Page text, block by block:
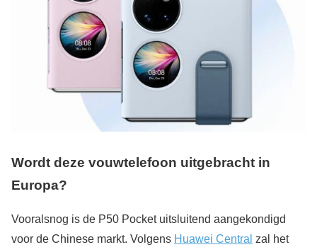
Wordt deze vouwtelefoon uitgebracht in
Europa?
Vooralsnog is de P50 Pocket uitsluitend aangekondigd
voor de Chinese markt. Volgens Huawei Central zal het